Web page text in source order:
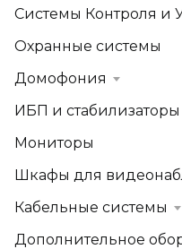
Системы Контроля и
Охранные системы
Домофония
ИБП и
Мониторы
Шкафы для
Кабельные системы
Дополнительное